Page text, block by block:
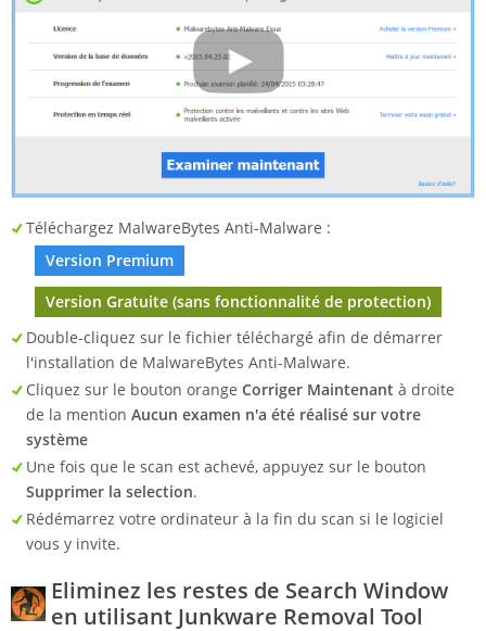
Téléchargez MalwareBytes Anti-Malware :
Version Premium
Version Gratuite (sans fonctionnalité de protection)
Double-cliquez sur le fichier téléchargé afin de démarrer
l'installation de MalwareBytes Anti-Malware.
Cliquez sur le bouton orange Corriger Maintenant à droite
de la mention Aucun examen n'a été réalisé sur votre
système
Une fois que le scan est achevé, appuyez sur le bouton
Supprimer la selection.
Rédémarrez votre ordinateur à la fin du scan si le logiciel
vous y invite.
Eliminez les restes de Search Window
en utilisant Junkware Removal Tool